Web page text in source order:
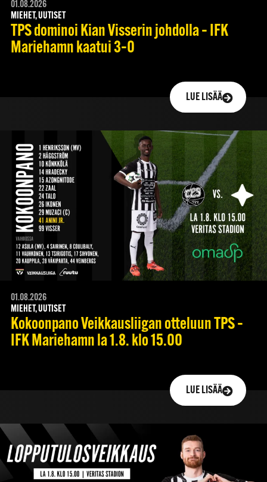
01.08.2026
MIEHET, UUTISET
TPS dominoi Kian Visserin johdolla – IFK
Mariehamn kaatui 3–0
LUE LISÄÄ
01.08.2026
MIEHET, UUTISET
Kokoonpano Veikkausliigan otteluun TPS –
IFK Mariehamn la 1.8. klo 15.00
LUE LISÄÄ